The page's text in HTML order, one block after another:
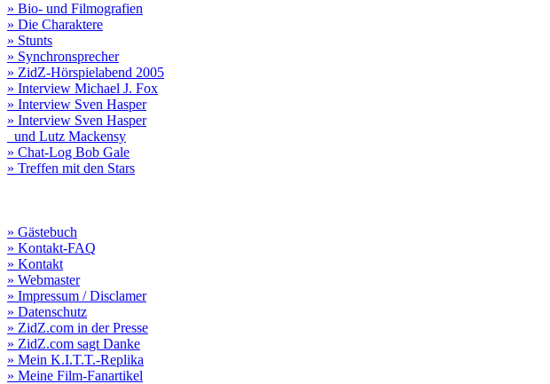
» Bio- und Filmografien
» Die Charaktere
» Stunts
» Synchronsprecher
» ZidZ-Hörspielabend 2005
» Interview Michael J. Fox
» Interview Sven Hasper
» Interview Sven Hasper
und Lutz Mackensy
» Chat-Log Bob Gale
» Treffen mit den Stars
» Gästebuch
» Kontakt-FAQ
» Kontakt
» Webmaster
» Impressum / Disclamer
» Datenschutz
» ZidZ.com in der Presse
» ZidZ.com sagt Danke
» Mein K.I.T.T.-Replika
» Meine Film-Fanartikel